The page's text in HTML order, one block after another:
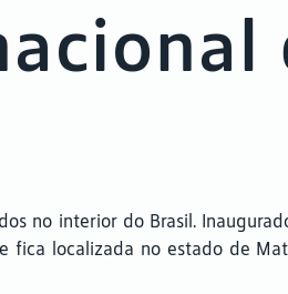
no interior do Brasil.
localizada no estado de